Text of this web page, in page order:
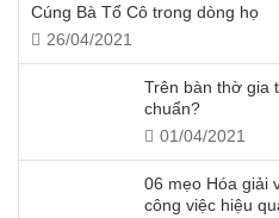
Cúng Bà Tổ Cô trong dòng họ
26/04/2021
Trên bàn thờ gia
chuẩn?
01/04/2021
06 mẹo Hóa giải
công việc hiệu